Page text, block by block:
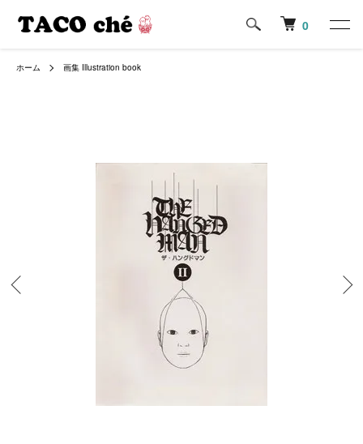
0
ホーム 画集 Illustration book